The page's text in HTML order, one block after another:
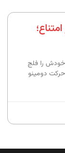
را فلج
حرکت دومینو